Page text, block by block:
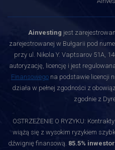
Ainvesting jest
zarejestrowanej w Bułgarii pod
przy ul. Nikola Y. Vaptsarov 51A,
autoryzację, licencję i jest
Finansowego na podstawie licencji
działa w pełnej zgodności z
zgodnie z
OSTRZEŻENIE O RYZYKU:
wiążą się z wysokim ryzykiem
dźwignię finansową. 85.5%